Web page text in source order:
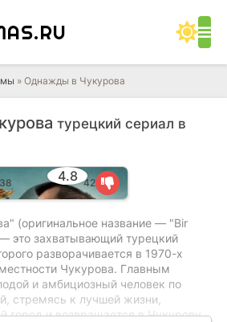
.RU
» Однажды в Чукурова
турецкий сериал в
4.8
38 42
(оригинальное название — "Bir
это захватывающий турецкий
разворачивается в 1970-х
Чукурова. Главным
и амбициозный человек по
стремясь к лучшей жизни,
город и возвращается в Чукурову,